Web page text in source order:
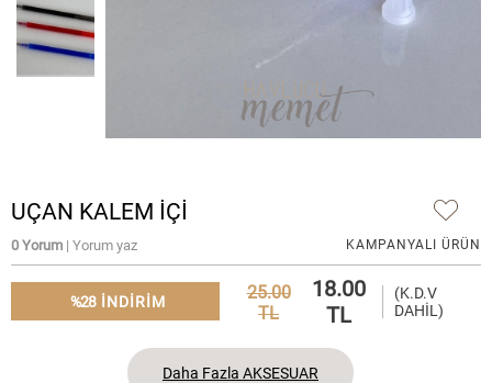
UÇAN KALEM İÇİ
0 Yorum | Yorum yaz KAMPANYALI ÜRÜN
%28 INDIRIM
25.00
TL
18.00
TL
(K.D.V
DAHİL)
Daha Fazla AKSESUAR